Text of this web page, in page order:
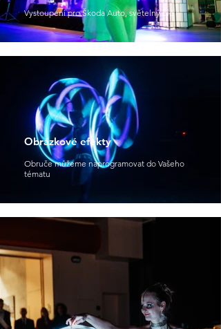
Vystoupení pro Škoda Auto, světelný bič
Obrázkové efekty
Obruče můžeme naprogramovat do Vašeho
tématu